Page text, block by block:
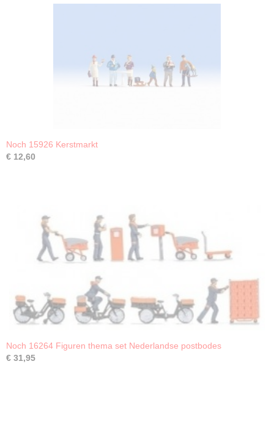
Noch 15926 Kerstmarkt
€ 12,60
Noch 16264 Figuren thema set Nederlandse postbodes
€ 31,95